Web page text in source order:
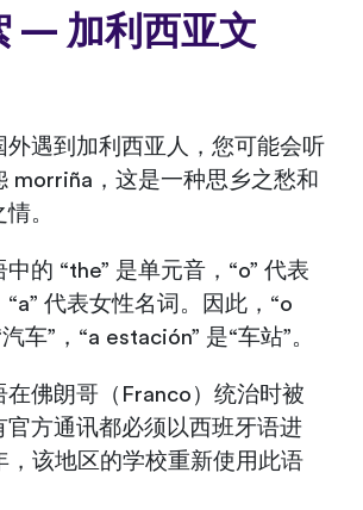
— 加利西亚文
外遇到加利西亚人，您可能会听
morriña，这是一种思乡之愁和
。
的 “the” 是单元音，“o” 代表
代表女性名词。因此，“o
车”，“a estación” 是“车站”。
在佛朗哥（Franco）统治时被
官方通讯都必须以西班牙语进
，该地区的学校重新使用此语